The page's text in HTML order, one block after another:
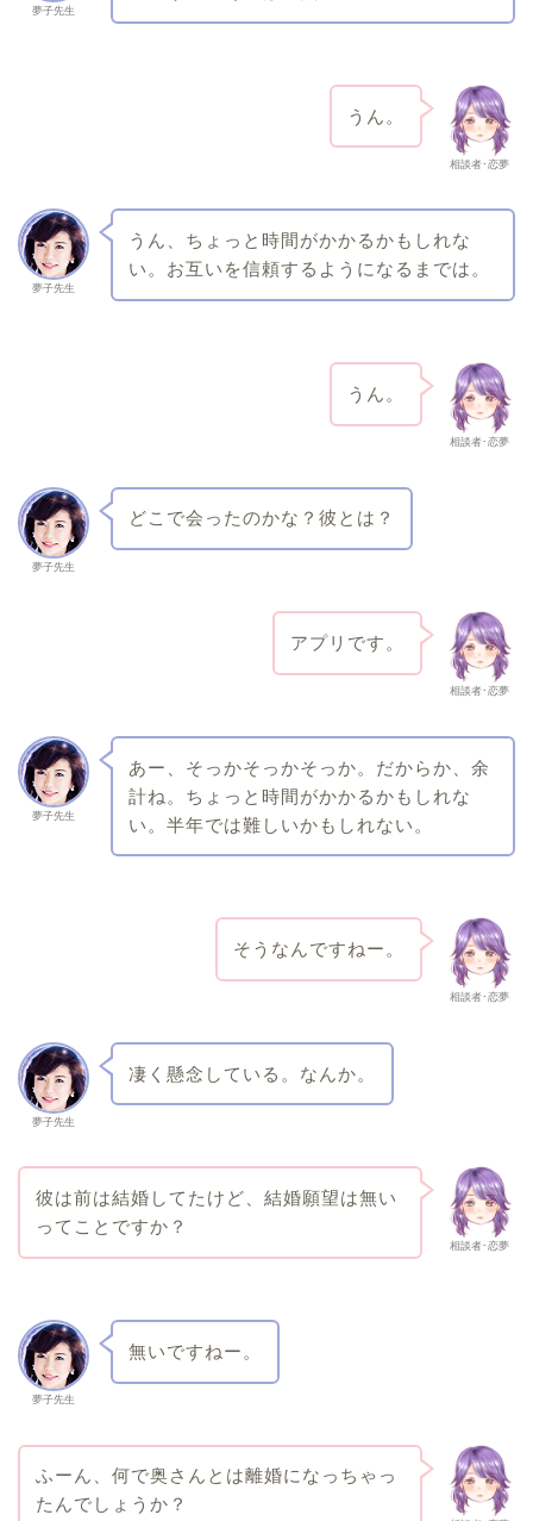
夢子先生
相談者･恋夢
うん。
夢子先生
うん、ちょっと時間がかかるかもしれな
い。お互いを信頼するようになるまでは。
相談者･恋夢
うん。
夢子先生
どこで会ったのかな？彼とは？
相談者･恋夢
アプリです。
夢子先生
あー、そっかそっかそっか。だからか、余
計ね。ちょっと時間がかかるかもしれな
い。半年では難しいかもしれない。
相談者･恋夢
そうなんですねー。
夢子先生
凄く懸念している。なんか。
相談者･恋夢
彼は前は結婚してたけど、結婚願望は無い
ってことですか？
夢子先生
無いですねー。
ふーん、何で奥さんとは離婚になっちゃっ
たんでしょうか？